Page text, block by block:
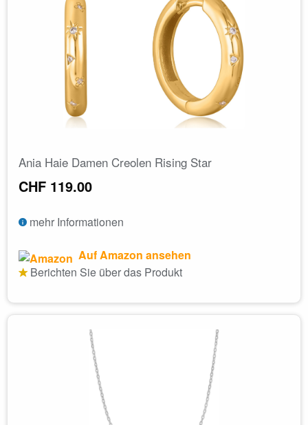
Ania Haie Damen Creolen Rising Star
CHF 119.00
mehr Informationen
Auf Amazon ansehen
Berichten Sie über das Produkt